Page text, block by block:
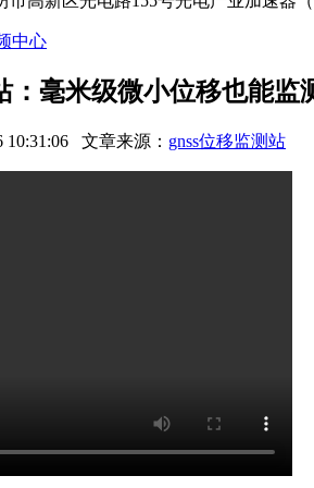
中心
：毫米级微小位移也能监
10:31:06 文章来源： gnss位移监测站